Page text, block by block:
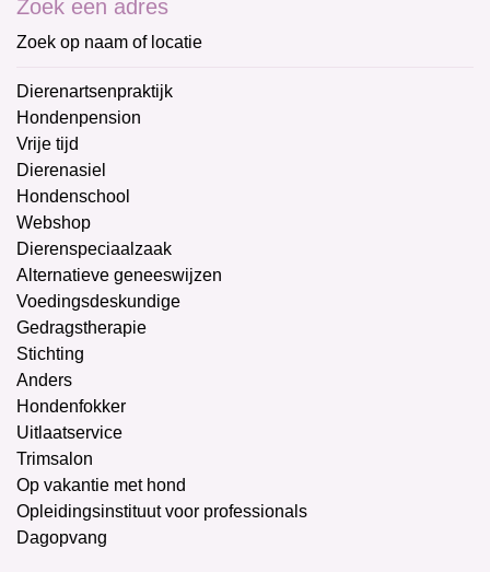
Zoek een adres
Zoek op naam of locatie
Dierenartsenpraktijk
Hondenpension
Vrije tijd
Dierenasiel
Hondenschool
Webshop
Dierenspeciaalzaak
Alternatieve geneeswijzen
Voedingsdeskundige
Gedragstherapie
Stichting
Anders
Hondenfokker
Uitlaatservice
Trimsalon
Op vakantie met hond
Opleidingsinstituut voor professionals
Dagopvang